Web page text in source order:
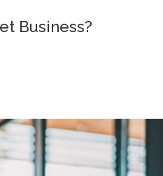
Business?